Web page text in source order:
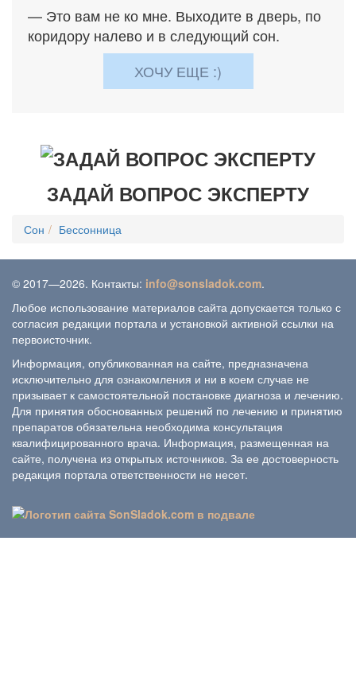
— Это вам не ко мне. Выходите в дверь, по
коридору налево и в следующий сон.
ХОЧУ ЕЩЕ :)
ЗАДАЙ ВОПРОС ЭКСПЕРТУ
Сон Бессонница
© 2017—2026. Контакты: info@sonsladok.com.
Любое использование материалов сайта допускается только с
согласия редакции портала и установкой активной ссылки на
первоисточник.
Информация, опубликованная на сайте, предназначена
исключительно для ознакомления и ни в коем случае не
призывает к самостоятельной постановке диагноза и лечению.
Для принятия обоснованных решений по лечению и принятию
препаратов обязательна необходима консультация
квалифицированного врача. Информация, размещенная на
сайте, получена из открытых источников. За ее достоверность
редакция портала ответственности не несет.